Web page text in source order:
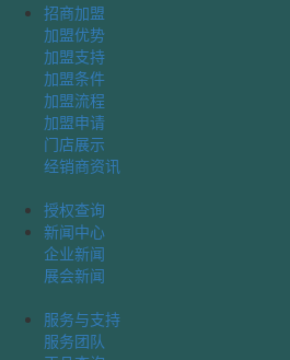
招商加盟
加盟优势
加盟支持
加盟条件
加盟流程
加盟申请
门店展示
经销商资讯
授权查询
新闻中心
企业新闻
展会新闻
服务与支持
服务团队